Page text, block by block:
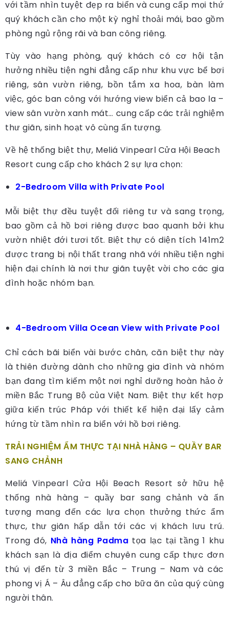
với tầm nhìn tuyệt đẹp ra biển và cung cấp mọi thứ
quý khách cần cho một kỳ nghỉ thoải mái, bao gồm
phòng ngủ rộng rãi và ban công riêng.
Tùy vào hạng phòng, quý khách có cơ hội tận
hưởng nhiều tiện nghi đẳng cấp như khu vực bể bơi
riêng, sân vườn riêng, bồn tắm xa hoa, bàn làm
việc, góc ban công với hướng view biển cả bao la –
view sân vườn xanh mát… cung cấp các trải nghiệm
thư giãn, sinh hoạt vô cùng ấn tượng.
Về hệ thống biệt thự, Meliá Vinpearl Cửa Hội Beach
Resort cung cấp cho khách 2 sự lựa chọn:
2-Bedroom Villa with Private Pool
Mỗi biệt thự đều tuyệt đối riêng tư và sang trọng,
bao gồm cả hồ bơi riêng được bao quanh bởi khu
vườn nhiệt đới tươi tốt. Biệt thự có diện tích 141m2
được trang bị nội thất trang nhã với nhiều tiện nghi
hiện đại chính là nơi thư giãn tuyệt vời cho các gia
đình hoặc nhóm bạn.
4-Bedroom Villa Ocean View with Private Pool
Chỉ cách bãi biển vài bước chân, căn biệt thự này
là thiên đường dành cho những gia đình và nhóm
bạn đang tìm kiếm một nơi nghỉ dưỡng hoàn hảo ở
miền Bắc Trung Bộ của Việt Nam. Biệt thự kết hợp
giữa kiến trúc Pháp với thiết kế hiện đại lấy cảm
hứng từ tầm nhìn ra biển với hồ bơi riêng.
TRẢI NGHIỆM ẨM THỰC TẠI NHÀ HÀNG – QUẦY BAR
SANG CHẢNH
Meliá Vinpearl Cửa Hội Beach Resort sở hữu hệ
thống nhà hàng – quầy bar sang chảnh và ấn
tượng mang đến các lựa chọn thưởng thức ẩm
thực, thư giãn hấp dẫn tới các vị khách lưu trú.
Trong đó, Nhà hàng Padma tọa lạc tại tầng 1 khu
khách sạn là địa điểm chuyên cung cấp thực đơn
thú vị đến từ 3 miền Bắc – Trung – Nam và các
phong vị Á – Âu đẳng cấp cho bữa ăn của quý cùng
người thân.